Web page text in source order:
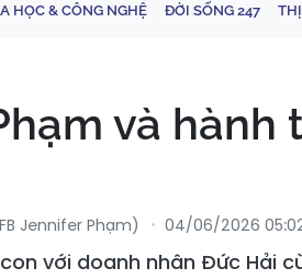
HỌC & CÔNG NGHỆ ĐỜI SỐNG 247
và hành
Jennifer Phạm) 04/06/2026
với doanh nhân Đức Hải